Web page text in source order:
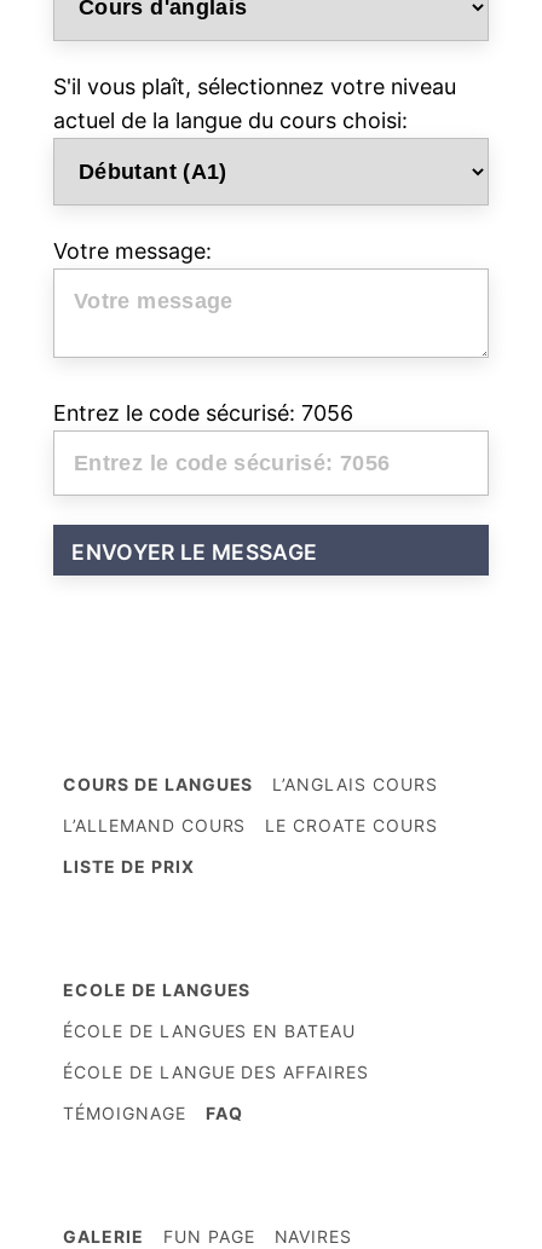
S'il vous plaît, sélectionnez votre niveau
actuel de la langue du cours choisi:
Votre message:
Entrez le code sécurisé: 7056
COURS DE LANGUES
L’ANGLAIS COURS
L’ALLEMAND COURS
LE CROATE COURS
LISTE DE PRIX
ECOLE DE LANGUES
ÉCOLE DE LANGUES EN BATEAU
ÉCOLE DE LANGUE DES AFFAIRES
TÉMOIGNAGE
FAQ
GALERIE FUN PAGE NAVIRES